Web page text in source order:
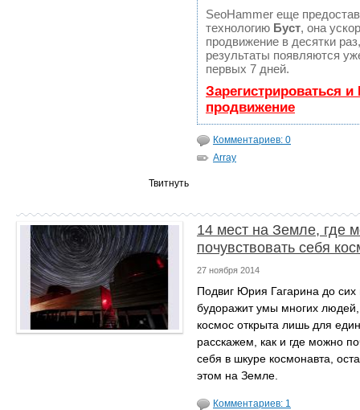
SeoHammer еще
технологию Буст, она
продвижение в десятки
результаты появляются
первых 7 дней.
Зарегистрироваться и
продвижение
Комментариев: 0
Array
Твитнуть
14 мест на Земле, где
почувствовать себя
27 ноября 2014
Подвиг Юрия Гагарина до сих
будоражит умы многих людей,
космос открыта лишь для
расскажем, как и где можно
себя в шкуре космонавта,
этом на Земле.
Комментариев: 1